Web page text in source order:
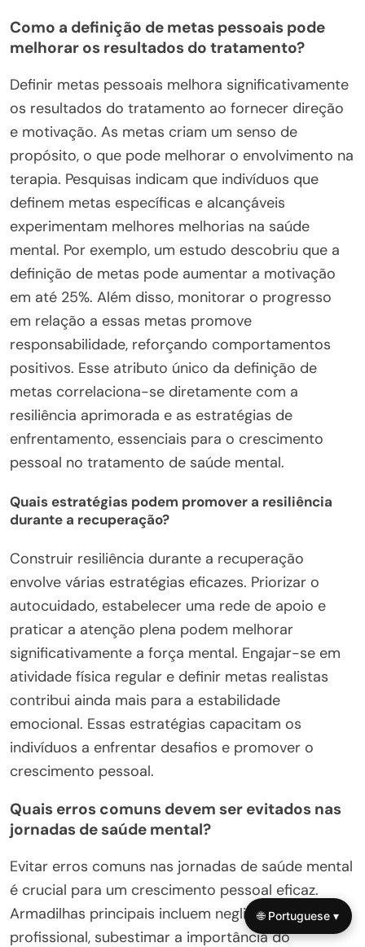
Como a definição de metas pessoais pode
melhorar os resultados do tratamento?
Definir metas pessoais melhora significativamente
os resultados do tratamento ao fornecer direção
e motivação. As metas criam um senso de
propósito, o que pode melhorar o envolvimento na
terapia. Pesquisas indicam que indivíduos que
definem metas específicas e alcançáveis
experimentam melhores melhorias na saúde
mental. Por exemplo, um estudo descobriu que a
definição de metas pode aumentar a motivação
em até 25%. Além disso, monitorar o progresso
em relação a essas metas promove
responsabilidade, reforçando comportamentos
positivos. Esse atributo único da definição de
metas correlaciona-se diretamente com a
resiliência aprimorada e as estratégias de
enfrentamento, essenciais para o crescimento
pessoal no tratamento de saúde mental.
Quais estratégias podem promover a resiliência
durante a recuperação?
Construir resiliência durante a recuperação
envolve várias estratégias eficazes. Priorizar o
autocuidado, estabelecer uma rede de apoio e
praticar a atenção plena podem melhorar
significativamente a força mental. Engajar-se em
atividade física regular e definir metas realistas
contribui ainda mais para a estabilidade
emocional. Essas estratégias capacitam os
indivíduos a enfrentar desafios e promover o
crescimento pessoal.
Quais erros comuns devem ser evitados nas
jornadas de saúde mental?
Evitar erros comuns nas jornadas de saúde mental
é crucial para um crescimento pessoal eficaz.
Armadilhas principais incluem negligenciar a ajuda
profissional, subestimar a importância do
🌐 Portuguese ▾